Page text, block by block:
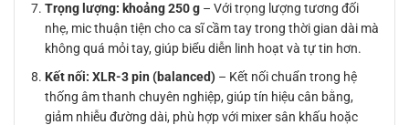
Trọng lượng: khoảng 250 g – Với trọng lượng tương đối
nhẹ, mic thuận tiện cho ca sĩ cầm tay trong thời gian dài mà
không quá mỏi tay, giúp biểu diễn linh hoạt và tự tin hơn.
Kết nối: XLR-3 pin (balanced) – Kết nối chuẩn trong hệ
thống âm thanh chuyên nghiệp, giúp tín hiệu cân bằng,
giảm nhiễu đường dài, phù hợp với mixer sân khấu hoặc